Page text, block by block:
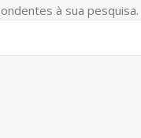
à sua pesquisa.